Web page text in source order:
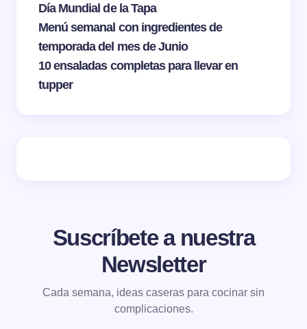
Día Mundial de la Tapa
Menú semanal con ingredientes de
temporada del mes de Junio
10 ensaladas completas para llevar en
tupper
Suscríbete a nuestra
Newsletter
Cada semana, ideas caseras para cocinar sin
complicaciones.